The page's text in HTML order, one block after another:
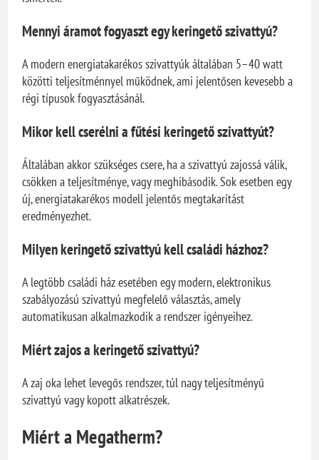
Mennyi áramot fogyaszt egy keringető szivattyú?
A modern energiatakarékos szivattyúk általában 5–40 watt
közötti teljesítménnyel működnek, ami jelentősen kevesebb a
régi típusok fogyasztásánál.
Mikor kell cserélni a fűtési keringető szivattyút?
Általában akkor szükséges csere, ha a szivattyú zajossá válik,
csökken a teljesítménye, vagy meghibásodik. Sok esetben egy
új, energiatakarékos modell jelentős megtakarítást
eredményezhet.
Milyen keringető szivattyú kell családi házhoz?
A legtöbb családi ház esetében egy modern, elektronikus
szabályozású szivattyú megfelelő választás, amely
automatikusan alkalmazkodik a rendszer igényeihez.
Miért zajos a keringető szivattyú?
A zaj oka lehet levegős rendszer, túl nagy teljesítményű
szivattyú vagy kopott alkatrészek.
Miért a Megatherm?